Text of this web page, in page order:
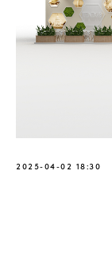
2025-04-02 18:30